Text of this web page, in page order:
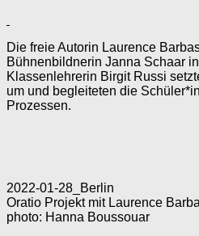
Die freie Autorin Laurence
Bühnenbildnerin Janna Schaar
Klassenlehrerin Birgit Russi
um und begleiteten die
Prozessen.
2022-01-28_Berlin
Oratio Projekt mit Laurence
photo: Hanna Boussouar